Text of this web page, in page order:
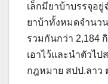
เล็กมียาบ้าบรรจุอยู่
ยาบ้าทั้งหมดจำนว
รวมกันกว่า 2,184
เอาไว้และนำตัวไ
กฎหมาย สปป.ลาว